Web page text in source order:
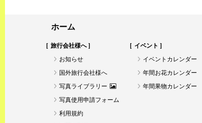
ホーム
旅行会社様へ
お知らせ
国外旅行会社様へ
写真ライブラリー
写真使用申請フォーム
利用規約
イベント
イベントカレンダー
年間お花カレンダー
年間果物カレンダー